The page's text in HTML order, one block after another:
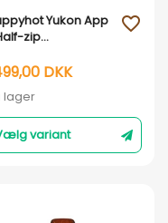
Vis her
Yukon App
zip
DKK
lager
variant
favorite_outline